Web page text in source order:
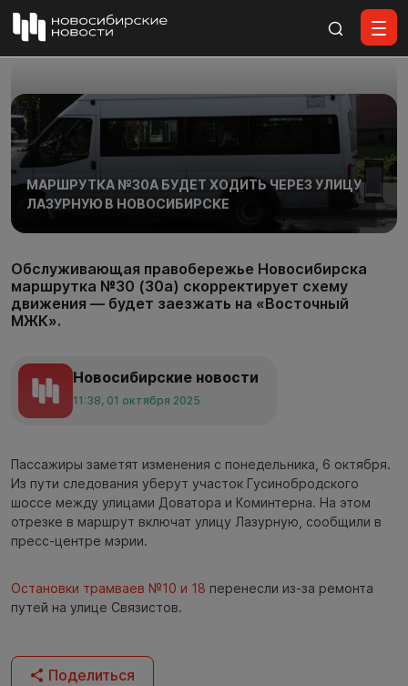
МАРШРУТКА №30А БУДЕТ ХОДИТЬ ЧЕРЕЗ УЛИЦУ
ЛАЗУРНУЮ В НОВОСИБИРСКЕ
Обслуживающая правобережье Новосибирска
маршрутка №30 (30а) скорректирует схему
движения — будет заезжать на «Восточный
МЖК».
Новосибирские новости
11:38, 01 октября 2025
Пассажиры заметят изменения с понедельника, 6 октября.
Из пути следования уберут участок Гусинобродского
шоссе между улицами Доватора и Коминтерна. На этом
отрезке в маршрут включат улицу Лазурную, сообщили в
пресс-центре мэрии.
Остановки трамваев №10 и 18 перенесли из-за ремонта
путей на улице Связистов.
Поделиться